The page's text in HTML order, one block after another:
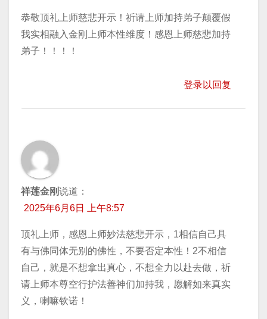
恭敬顶礼上师慈悲开示！祈请上师加持弟子颠覆假
我实相融入金刚上师本性维度！感恩上师慈悲加持
弟子！！！！
登录以回复
祥莲金刚说道：
2025年6月6日 上午8:57
顶礼上师，感恩上师妙法慈悲开示，1相信自己具
有与佛同体无别的佛性，不要否定本性！2不相信
自己，就是不想拿出真心，不想全力以赴去做，祈
请上师本尊空行护法善神们加持我，愿解如来真实
义，喇嘛钦诺！